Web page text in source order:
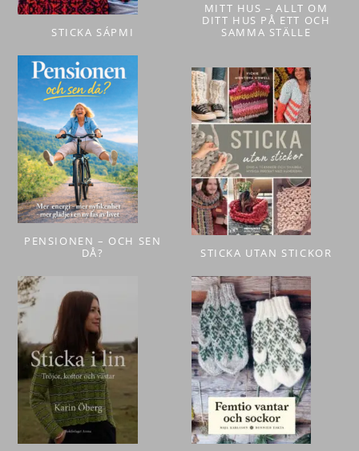
STICKA SÁPMI
MITT HUS – ALLT OM
DITT HUS PÅ ETT OCH
SAMMA STÄLLE
PENSIONEN – OCH SEN
DÅ?
STICKA UTAN STICKOR